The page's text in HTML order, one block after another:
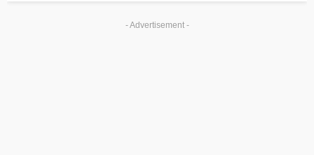
- Advertisement -